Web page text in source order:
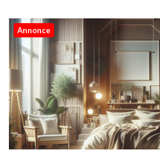
Annonce